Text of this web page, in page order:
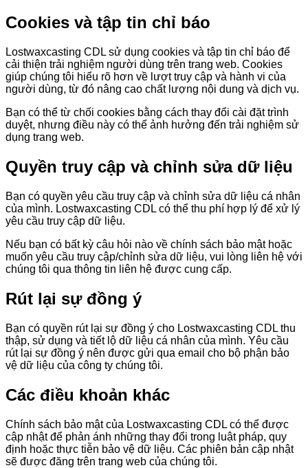
Cookies và tập tin chỉ báo
Lostwaxcasting CDL sử dụng cookies và tập tin chỉ báo để
cải thiện trải nghiệm người dùng trên trang web. Cookies
giúp chúng tôi hiểu rõ hơn về lượt truy cập và hành vi của
người dùng, từ đó nâng cao chất lượng nội dung và dịch vụ.
Bạn có thể từ chối cookies bằng cách thay đổi cài đặt trình
duyệt, nhưng điều này có thể ảnh hưởng đến trải nghiệm sử
dụng trang web.
Quyền truy cập và chỉnh sửa dữ liệu
Bạn có quyền yêu cầu truy cập và chỉnh sửa dữ liệu cá nhân
của mình. Lostwaxcasting CDL có thể thu phí hợp lý để xử lý
yêu cầu truy cập dữ liệu.
Nếu bạn có bất kỳ câu hỏi nào về chính sách bảo mật hoặc
muốn yêu cầu truy cập/chỉnh sửa dữ liệu, vui lòng liên hệ với
chúng tôi qua thông tin liên hệ được cung cấp.
Rút lại sự đồng ý
Bạn có quyền rút lại sự đồng ý cho Lostwaxcasting CDL thu
thập, sử dụng và tiết lộ dữ liệu cá nhân của mình. Yêu cầu
rút lại sự đồng ý nên được gửi qua email cho bộ phận bảo
vệ dữ liệu của công ty chúng tôi.
Các điều khoản khác
Chính sách bảo mật của Lostwaxcasting CDL có thể được
cập nhật để phản ánh những thay đổi trong luật pháp, quy
định hoặc thực tiễn bảo vệ dữ liệu. Các phiên bản cập nhật
sẽ được đăng trên trang web của chúng tôi.